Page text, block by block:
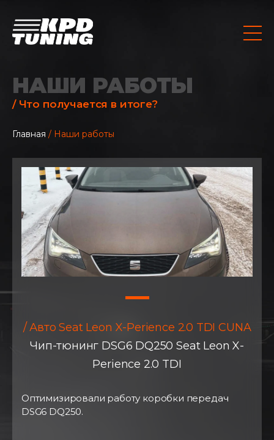
НАШИ РАБОТЫ
/ Что получается в итоге?
Главная / Наши работы
/ Авто Seat Leon X-Perience 2.0 TDI CUNA
Чип-тюнинг DSG6 DQ250 Seat Leon X-
Perience 2.0 TDI
Оптимизировали работу коробки передач
DSG6 DQ250.